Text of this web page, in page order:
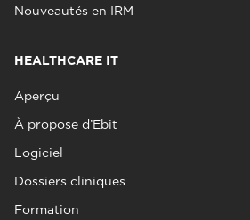
Nouveautés en IRM
HEALTHCARE IT
Aperçu
À propose d’Ebit
Logiciel
Dossiers cliniques
Formation